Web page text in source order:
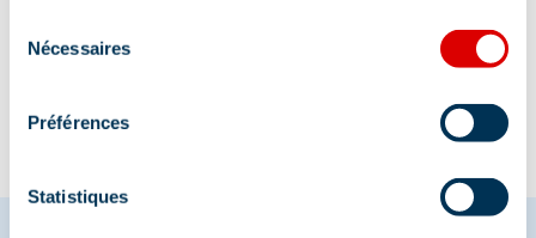
Nécessaires
Préférences
Statistiques